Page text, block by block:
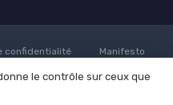
confidentialité
Manifesto
Programmer une démonstration
le contrôle sur ceux que